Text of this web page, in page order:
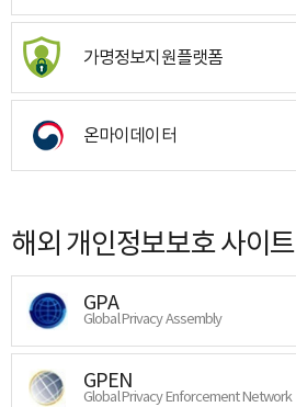
가명정보지원플랫폼
온마이데이터
해외 개인정보보호 사이트
GPA
Global Privacy Assembly
GPEN
Global Privacy Enforcement Network